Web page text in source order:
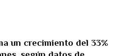
un crecimiento del 33%